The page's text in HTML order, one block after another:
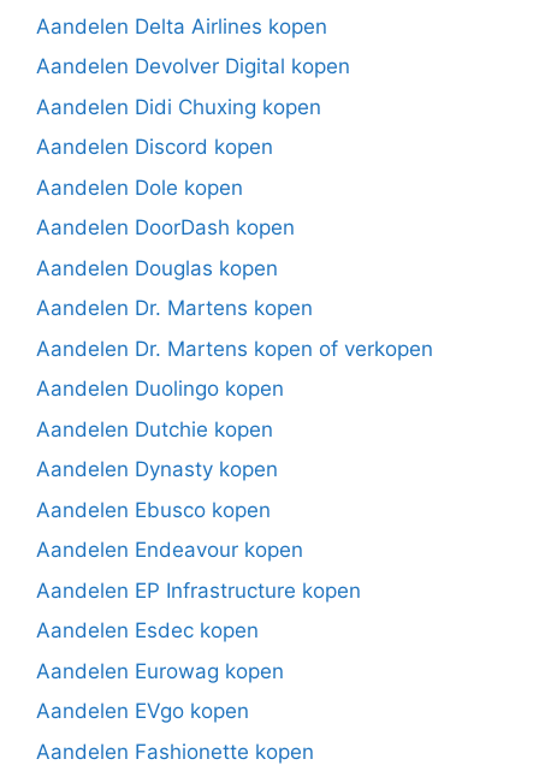
Aandelen Delta Airlines kopen
Aandelen Devolver Digital kopen
Aandelen Didi Chuxing kopen
Aandelen Discord kopen
Aandelen Dole kopen
Aandelen DoorDash kopen
Aandelen Douglas kopen
Aandelen Dr. Martens kopen
Aandelen Dr. Martens kopen of verkopen
Aandelen Duolingo kopen
Aandelen Dutchie kopen
Aandelen Dynasty kopen
Aandelen Ebusco kopen
Aandelen Endeavour kopen
Aandelen EP Infrastructure kopen
Aandelen Esdec kopen
Aandelen Eurowag kopen
Aandelen EVgo kopen
Aandelen Fashionette kopen